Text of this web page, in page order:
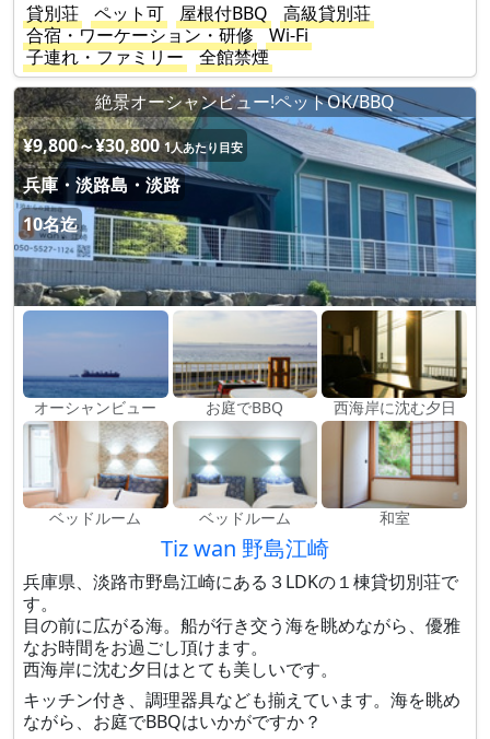
貸別荘
ペット可 屋根付BBQ
高級貸別荘
合宿・ワーケーション・研修
Wi-Fi
子連れ・ファミリー
全館禁煙
絶景オーシャンビュー!ペットOK/BBQ
¥9,800～¥30,800 1人あたり目安
兵庫・淡路島・淡路
10名迄
オーシャンビュー お庭でBBQ 西海岸に沈む夕日
ベッドルーム ベッドルーム 和室
Tiz wan 野島江崎
兵庫県、淡路市野島江崎にある３LDKの１棟貸切別荘で
す。
目の前に広がる海。船が行き交う海を眺めながら、優雅
なお時間をお過ごし頂けます。
西海岸に沈む夕日はとても美しいです。
キッチン付き、調理器具なども揃えています。海を眺め
ながら、お庭でBBQはいかがですか？